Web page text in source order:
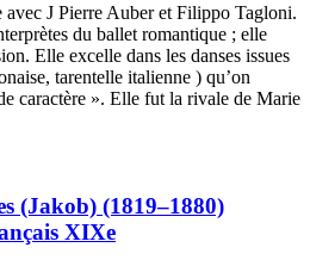
avec J Pierre Auber et Filippo Tagloni.
du ballet romantique ; elle
Elle excelle dans les danses issues
tarentelle italienne ) qu’on
caractère ». Elle fut la rivale de Marie
(Jakob) (1819–1880)
XIXe